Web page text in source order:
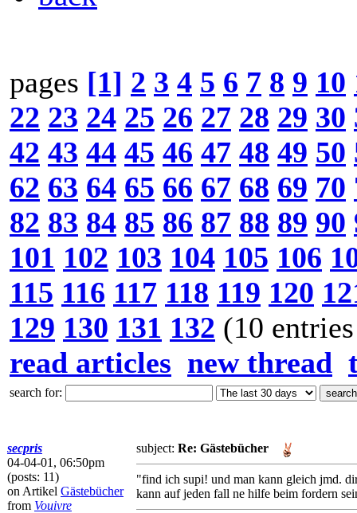
pages [1] 2 3 4 5 6 7 8 9 10
22 23 24 25 26 27 28 29 30
42 43 44 45 46 47 48 49 50
62 63 64 65 66 67 68 69 70
82 83 84 85 86 87 88 89 90
101 102 103 104 105 106
115 116 117 118 119 120
129 130 131 132 (10
read articles new thread
search for:
secpris
04-04-01, 06:50pm
(posts: 11)
on Artikel Gästebücher
from Vouivre
subject: Re: Gästebücher
"find ich supi! und man kann gleich jmd.
kann auf jeden fall ne hilfe beim fordern